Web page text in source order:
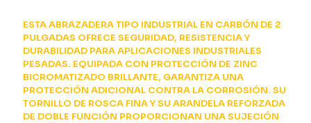
ESTA ABRAZADERA TIPO INDUSTRIAL EN CARBÓN DE 2
PULGADAS OFRECE SEGURIDAD, RESISTENCIA Y
DURABILIDAD PARA APLICACIONES INDUSTRIALES
PESADAS. EQUIPADA CON PROTECCIÓN DE ZINC
BICROMATIZADO BRILLANTE, GARANTIZA UNA
PROTECCIÓN ADICIONAL CONTRA LA CORROSIÓN. SU
TORNILLO DE ROSCA FINA Y SU ARANDELA REFORZADA
DE DOBLE FUNCIÓN PROPORCIONAN UNA SUJECIÓN